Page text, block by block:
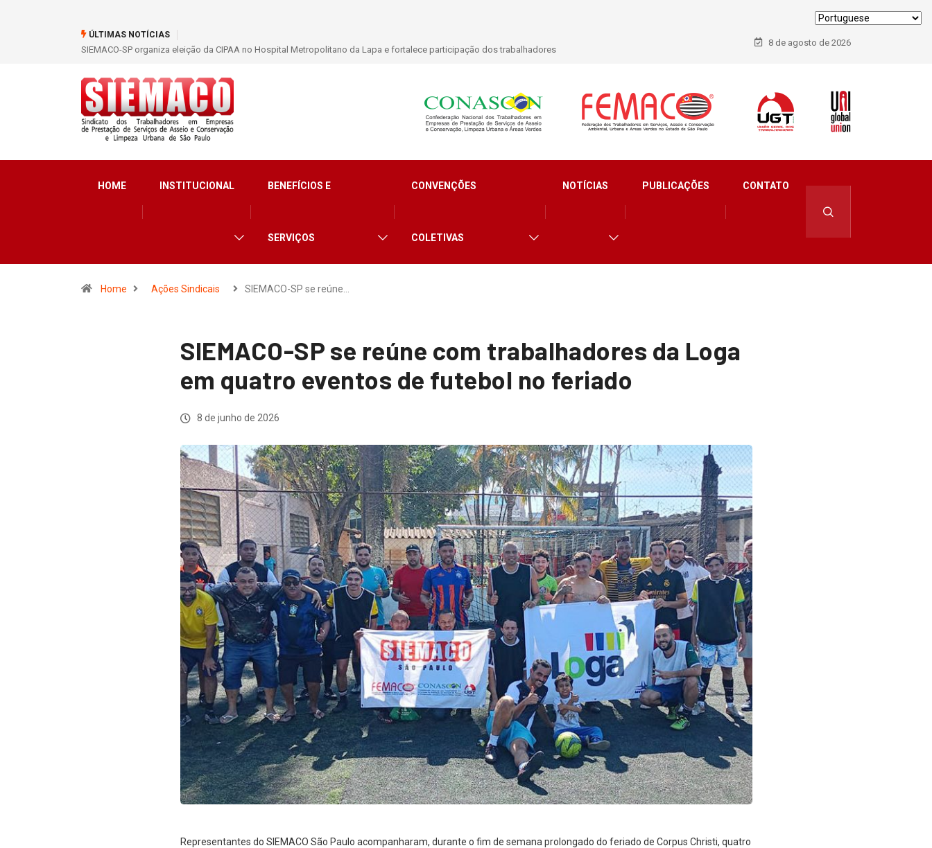
ÚLTIMAS NOTÍCIAS
participação dos trabalhadoresSIEMACO São Paulo garante mais de 400 benefícios natalidade para trabalhadores do Asseio em 2026
8 de agosto de 2026
HOME INSTITUCIONAL BENEFÍCIOS E
SERVIÇOS
CONVENÇÕES
COLETIVAS
NOTÍCIAS PUBLICAÇÕES CONTATO
Home Ações Sindicais SIEMACO-SP se reúne…
SIEMACO-SP se reúne com trabalhadores da Loga
em quatro eventos de futebol no feriado
8 de junho de 2026
Representantes do SIEMACO São Paulo acompanharam, durante o fim de semana prolongado do feriado de Corpus Christi, quatro